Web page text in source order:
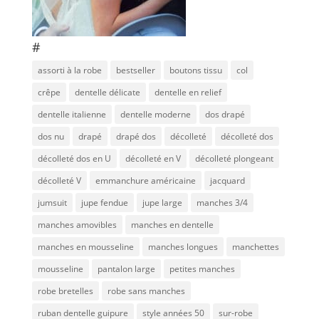
#
assorti à la robe bestseller boutons tissu
col
crêpe
dentelle délicate
dentelle en relief
dentelle italienne
dentelle moderne
dos drapé
dos nu
drapé drapé dos décolleté
décolleté dos
décolleté dos en U
décolleté en V
décolleté plongeant
décolleté V
emmanchure américaine
jacquard
jumsuit
jupe fendue jupe large
manches 3/4
manches amovibles
manches en dentelle
manches en mousseline
manches longues
manchettes
mousseline
pantalon large
petites manches
robe bretelles
robe sans manches
ruban dentelle guipure
style années 50 sur-robe